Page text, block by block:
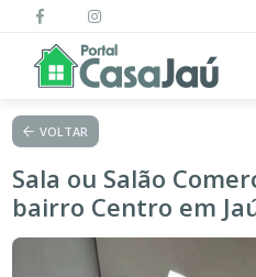
VOLTAR
Sala ou Salão
bairro Centro em